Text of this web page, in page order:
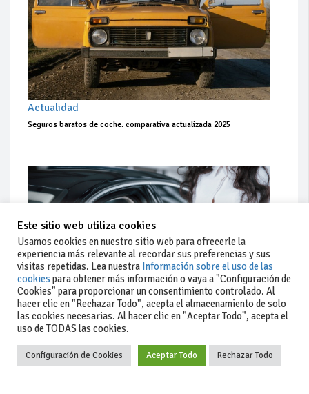
Actualidad
Seguros baratos de coche: comparativa actualizada 2025
Actualidad
Coches de ocasión: guía completa para comprar seguro
Este sitio web utiliza cookies
Usamos cookies en nuestro sitio web para ofrecerle la
experiencia más relevante al recordar sus preferencias y sus
visitas repetidas. Lea nuestra Información sobre el uso de las
cookies para obtener más información o vaya a "Configuración de
Cookies" para proporcionar un consentimiento controlado. Al
hacer clic en "Rechazar Todo", acepta el almacenamiento de solo
las cookies necesarias. Al hacer clic en "Aceptar Todo", acepta el
uso de TODAS las cookies.
Configuración de Cookies Aceptar Todo Rechazar Todo